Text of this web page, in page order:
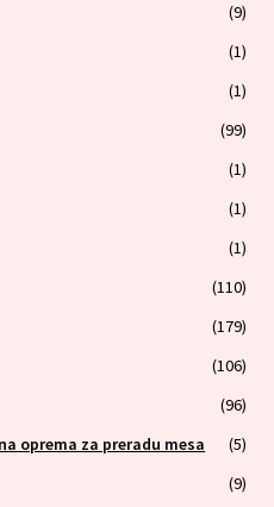
(9)
(1)
(1)
(99)
(1)
(1)
(1)
(110)
(179)
(106)
(96)
oprema za preradu mesa
(5)
(9)